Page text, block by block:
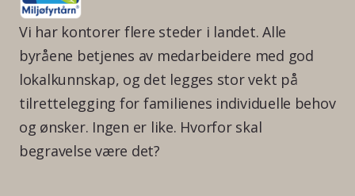
Vi har kontorer flere steder i landet. Alle
byråene betjenes av medarbeidere med god
lokalkunnskap, og det legges stor vekt på
tilrettelegging for familienes individuelle behov
og ønsker. Ingen er like. Hvorfor skal
begravelse være det?